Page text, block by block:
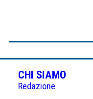
CHI SIAMO
Redazione